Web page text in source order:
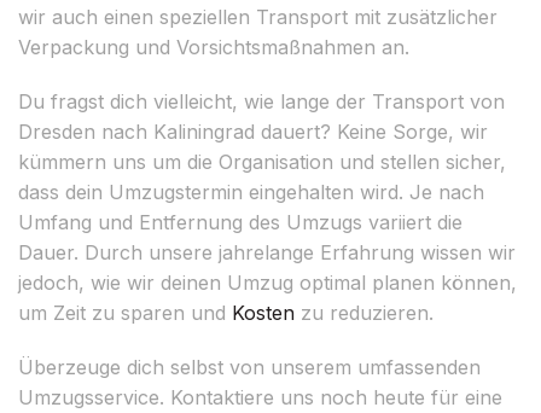
wir auch einen speziellen Transport mit zusätzlicher
Verpackung und Vorsichtsmaßnahmen an.
Du fragst dich vielleicht, wie lange der Transport von
Dresden nach Kaliningrad dauert? Keine Sorge, wir
kümmern uns um die Organisation und stellen sicher,
dass dein Umzugstermin eingehalten wird. Je nach
Umfang und Entfernung des Umzugs variiert die
Dauer. Durch unsere jahrelange Erfahrung wissen wir
jedoch, wie wir deinen Umzug optimal planen können,
um Zeit zu sparen und Kosten zu reduzieren.
Überzeuge dich selbst von unserem umfassenden
Umzugsservice. Kontaktiere uns noch heute für eine